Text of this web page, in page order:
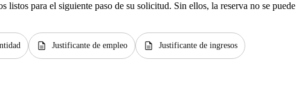
listos para el siguiente paso de su solicitud. Sin ellos, la reserva no se puede
description Justificante de empleo description Justificante de ingresos